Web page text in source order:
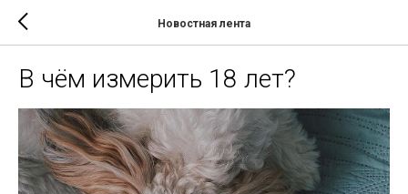
Новостная лента
В чём измерить 18 лет?